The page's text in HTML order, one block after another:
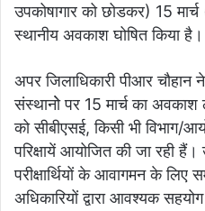
उपकोषागार को छोडकर) 15
स्थानीय अवकाश घोषित किया है।
अपर जिलाधिकारी पीआर चौहान
संस्थानोे पर 15 मार्च का अवकाश
को सीबीएसई, किसी भी विभाग/
परिक्षायें आयोजित की जा रही हैं।
परीक्षार्थियों के आवागमन के लिए
अधिकारियों द्वारा आवश्यक